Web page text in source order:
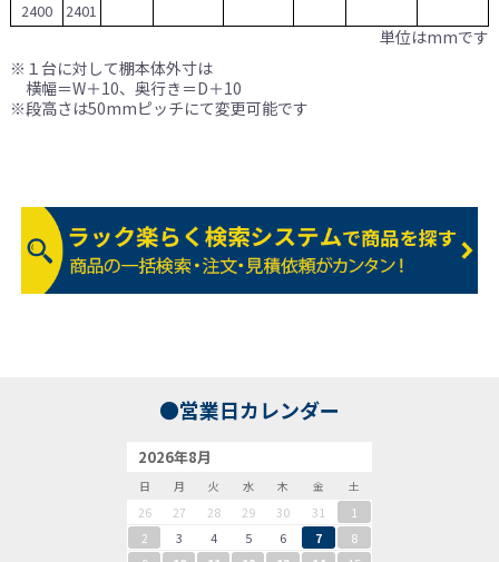
2400
2401
単位はmmです
※１台に対して棚本体外寸は
横幅＝W＋10、奥行き＝D＋10
※段高さは50mmピッチにて変更可能です
●営業日カレンダー
2026年8月
日 月 火 水 木 金 土
26 27 28 29 30 31
1
2
3 4 5 6 7
8